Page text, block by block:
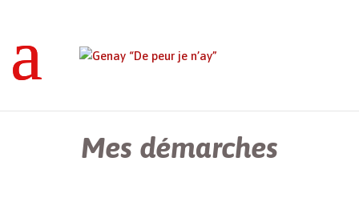
Mes démarches